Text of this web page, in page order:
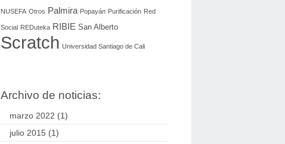
NUSEFA Otros Palmira Popayán Purificación Red
Social REDuteka RIBIE San Alberto
Scratch Universidad Santiago de Cali
Archivo de noticias:
marzo 2022 (1)
julio 2015 (1)